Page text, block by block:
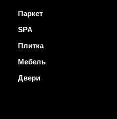
Паркет
SPA
Плитка
Мебель
Двери